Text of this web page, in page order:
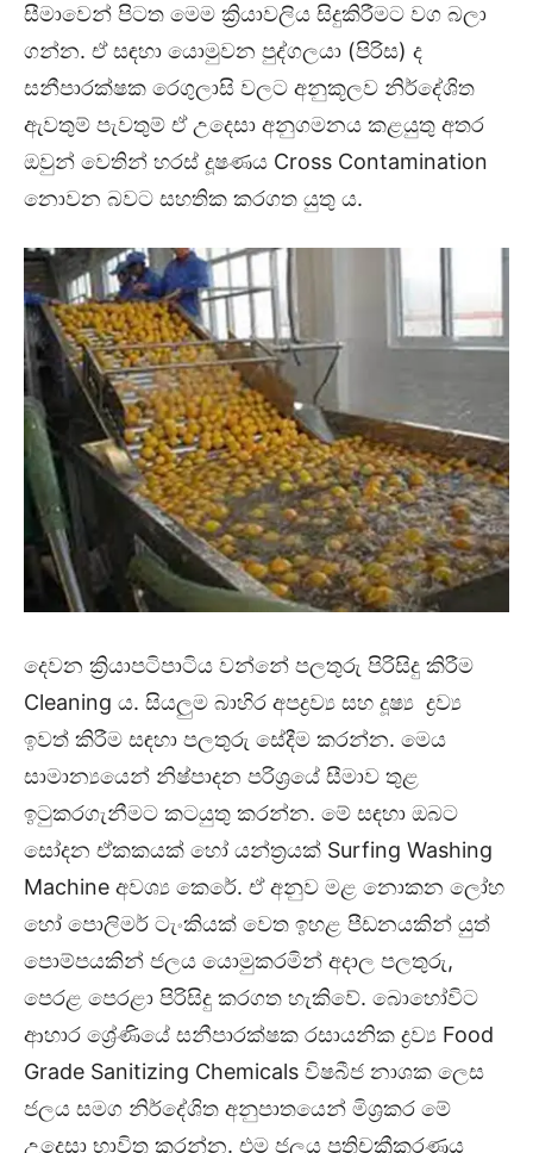
සීමාවෙන් පිටත මෙම ක්‍රියාවලිය සිදුකිරීමට වග බලා
ගන්න. ඒ සඳහා යොමුවන පුද්ගලයා (පිරිස) ද
සනීපාරක්ෂක රෙගුලාසි වලට අනුකූලව නිර්දේශිත
ඇවතුම් පැවතුම් ඒ උදෙසා අනුගමනය කළයුතු අතර
ඔවුන් වෙතින් හරස් දූෂණය Cross Contamination
නොවන බවට සහතික කරගත යුතු ය.
දෙවන ක්‍රියාපටිපාටිය වන්නේ පලතුරු පිරිසිදු කිරීම
Cleaning ය. සියලුම බාහිර අපද්‍රව්‍ය සහ දූෂ්‍ය ද්‍රව්‍ය
ඉවත් කිරීම සඳහා පලතුරු සේදීම කරන්න. මෙය
සාමාන්‍යයෙන් නිෂ්පාදන පරිශ්‍රයේ සීමාව තුළ
ඉටුකරගැනීමට කටයුතු කරන්න. මේ සඳහා ඔබට
සෝදන ඒකකයක් හෝ යන්ත්‍රයක් Surfing Washing
Machine අවශ්‍ය කෙරේ. ඒ අනුව මළ නොකන ලෝහ
හෝ පොලිමර් ටැංකියක් වෙත ඉහළ පීඩනයකින් යුත්
පොම්පයකින් ජලය යොමුකරමින් අදාල පලතුරු,
පෙරළ පෙරළා පිරිසිදු කරගත හැකිවේ. බොහෝවිට
ආහාර ශ්‍රේණියේ සනීපාරක්ෂක රසායනික ද්‍රව්‍ය Food
Grade Sanitizing Chemicals විෂබීජ නාශක ලෙස
ජලය සමග නිර්දේශිත අනුපාතයෙන් මිශ්‍රකර මේ
උදෙසා භාවිත කරන්න. එම ජලය ප්‍රතිචක්‍රීකරණය